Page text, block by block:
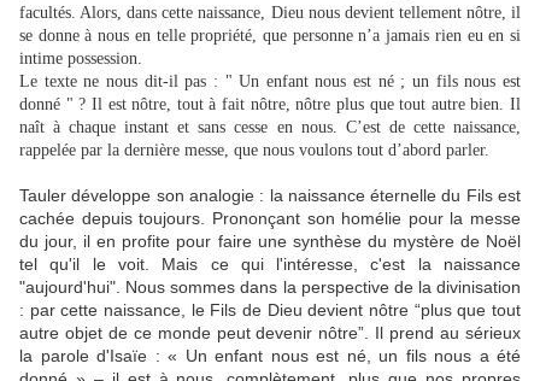
facultés. Alors, dans cette naissance, Dieu nous devient tellement nôtre, il
se donne à nous en telle propriété, que personne n’a jamais rien eu en si
intime possession.
Le texte ne nous dit-il pas : " Un enfant nous est né ; un fils nous est
donné " ? Il est nôtre, tout à fait nôtre, nôtre plus que tout autre bien. Il
naît à chaque instant et sans cesse en nous. C’est de cette naissance,
rappelée par la dernière messe, que nous voulons tout d’abord parler.
Tauler développe son analogie : la naissance éternelle du Fils est
cachée depuis toujours. Prononçant son homélie pour la messe
du jour, il en profite pour faire une synthèse du mystère de Noël
tel qu'il le voit. Mais ce qui l'intéresse, c'est la naissance
"aujourd'hui". Nous sommes dans la perspective de la divinisation
: par cette naissance, le Fils de Dieu devient nôtre “plus que tout
autre objet de ce monde peut devenir nôtre”. Il prend au sérieux
la parole d'Isaïe : « Un enfant nous est né, un fils nous a été